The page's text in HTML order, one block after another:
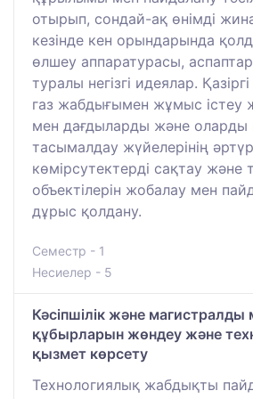
отырып, сондай-ақ өнімді
кезінде кен орындарында
өлшеу аппаратурасы,
туралы негізгі идеялар.
газ жабдығымен жұмыс істеу
мен дағдыларды және оларды
тасымалдау жүйелерінің
көмірсутектерді сақтау және
объектілерін жобалау мен
дұрыс қолдану.
Семестр - 1
Несиелер - 5
Кәсіпшілік және магистралды
құбырларын жөндеу және
қызмет көрсету
Технологиялық жабдықты